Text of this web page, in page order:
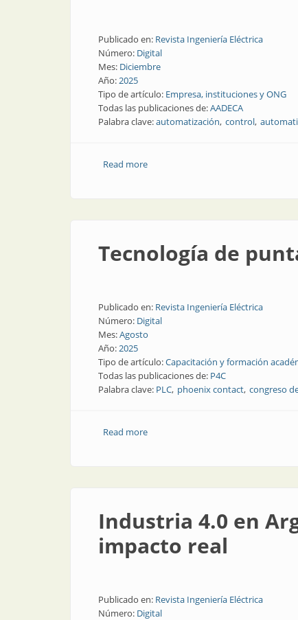
Publicado en: Revista Ingeniería Eléctrica
Número: Digital
Mes: Diciembre
Año:2025
Tipo de artículo: Empresa, instituciones y ONG
Todas las publicaciones de:AADECA
Palabra clave:automatización control
Read moreabout El auge de la automatización y
Tecnología de
Publicado en: Revista Ingeniería Eléctrica
Número: Digital
Mes:Agosto
Año:2025
Tipo de artículo:Capacitación y formación
Todas las publicaciones de: P4C
Palabra clave: PLC phoenix contact congreso
Read moreabout Tecnología de punta en el
Industria 4.0 en
impacto real
Publicado en: Revista Ingeniería Eléctrica
Número: Digital